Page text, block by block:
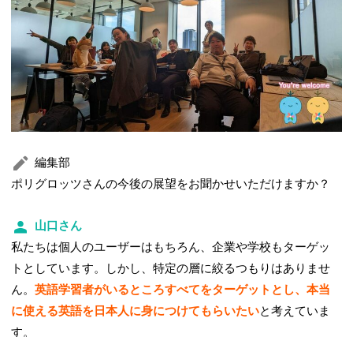
編集部
ポリグロッツさんの今後の展望をお聞かせいただけますか？
山口さん
私たちは個人のユーザーはもちろん、企業や学校もターゲッ
トとしています。しかし、特定の層に絞るつもりはありませ
ん。英語学習者がいるところすべてをターゲットとし、本当
に使える英語を日本人に身につけてもらいたいと考えていま
す。